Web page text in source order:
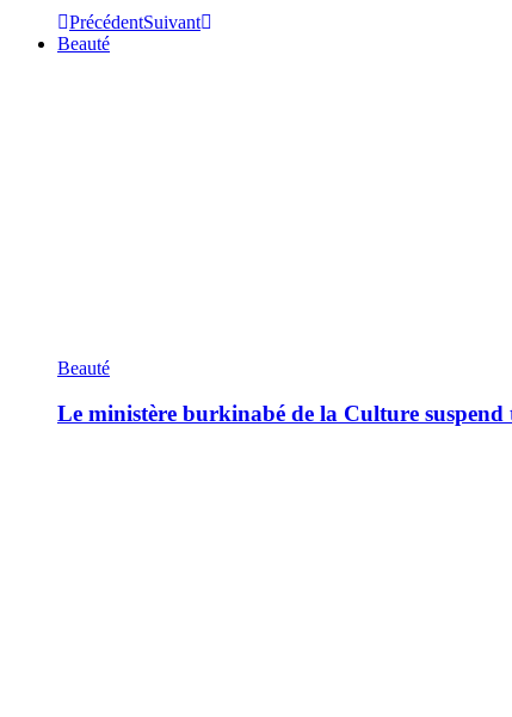
PrécédentSuivant
Beauté
Beauté
Le ministère burkinabé de la Culture suspend